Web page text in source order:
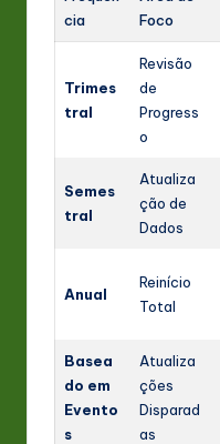
cia
Foco
Trimes
tral
Revisão
de
Progress
o
Semes
tral
Atualiza
ção de
Dados
Anual
Reinício
Total
Basea
do em
Evento
s
Atualiza
ções
Disparad
as